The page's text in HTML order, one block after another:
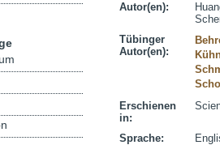
Autor(en):
Tübinger
Autor(en):
Erschienen
in:
Sprache: